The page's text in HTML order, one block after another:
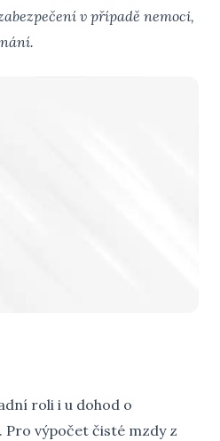
v případě nemoci,
roli i u dohod o
Pro výpočet čisté mzdy z